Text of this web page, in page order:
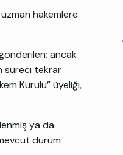
hakemlere
ancak
süreci tekrar
Kurulu” üyeliği,
ya da
durum